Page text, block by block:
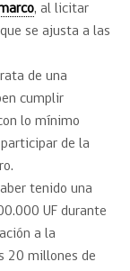
, al licitar
se ajusta a las
de una
cumplir
lo mínimo
de la
tenido una
UF durante
a la
20 millones de